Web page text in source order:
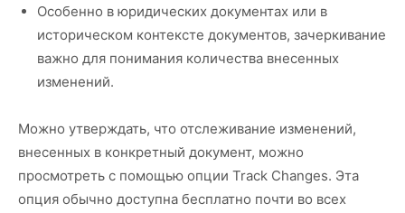
Особенно в юридических документах или в
историческом контексте документов, зачеркивание
важно для понимания количества внесенных
изменений.
Можно утверждать, что отслеживание изменений,
внесенных в конкретный документ, можно
просмотреть с помощью опции Track Changes. Эта
опция обычно доступна бесплатно почти во всех